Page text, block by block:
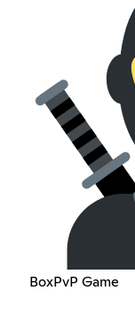
BoxPvP Game